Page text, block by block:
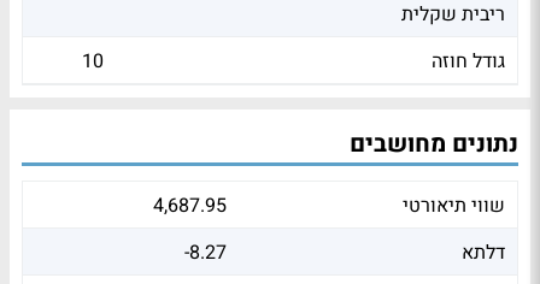
ריבית שקלית
גודל חוזה
10
נתונים מחושבים
שווי תיאורטי
4,687.95
דלתא
-8.27